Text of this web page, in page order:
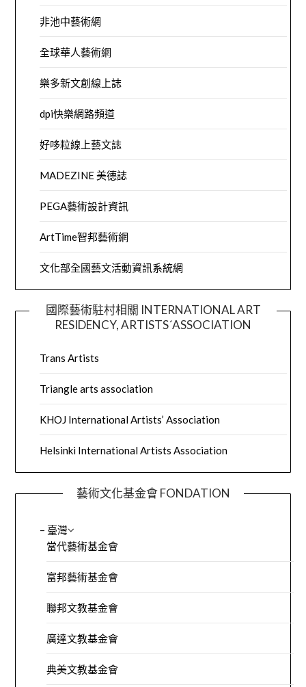
非池中藝術網
全球華人藝術網
樂多新文創線上誌
dpi快樂網路頻道
好哆粒線上藝文誌
MADEZINE 美德誌
PEGA藝術設計資訊
ArtTime智邦藝術網
文化部全國藝文活動資訊系統網
國際藝術駐村相關 INTERNATIONAL ART
RESIDENCY, ARTISTS´ASSOCIATION
Trans Artists
Triangle arts association
KHOJ International Artists’ Association
Helsinki International Artists Association
藝術文化基金會 FONDATION
– 臺灣
當代藝術基金會
富邦藝術基金會
聯邦文教基金會
廣達文教基金會
典美文教基金會